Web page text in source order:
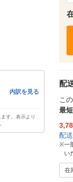
内訳を見る
す。表示より
配
こ
最
配
※一
い
在